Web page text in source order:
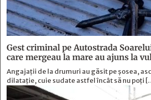
Gest criminal pe Autostrada
care mergeau la mare au ajuns la
Angajaţii de la drumuri au găsit pe şosea,
dilataţie, cuie sudate astfel încât să nu poţi